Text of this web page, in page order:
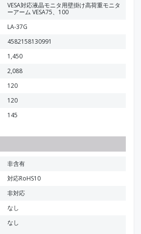
VESA対応液晶モニタ用壁掛け高荷重モニタ
ーアーム VESA75、100
LA-37G
4582158130991
1,450
2,088
120
120
145
非含有
対応RoHS10
非対応
なし
なし